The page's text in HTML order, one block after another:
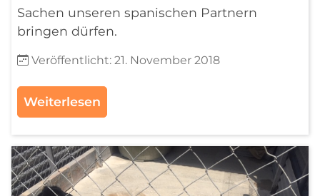
Sachen unseren spanischen Partnern
bringen dürfen.
Details
Veröffentlicht: 21. November 2018
Weiterlesen